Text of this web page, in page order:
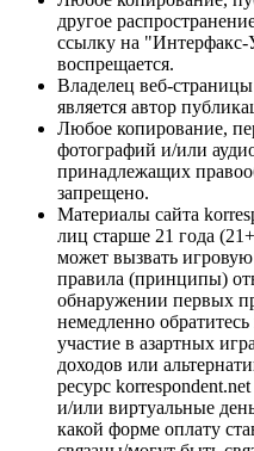
другое
ссылку на "Интерфакс-
воспрещается.
Владелец веб-
является автор
Любое копирование,
фотографий и/или
принадлежащих
запрещено.
Материалы сайта
лиц старше 21 года
может вызвать
правила (принципы)
обнаружении первых
немедленно
участие в азартных
доходов или
ресурс
и/или виртуальные
какой форме оплату